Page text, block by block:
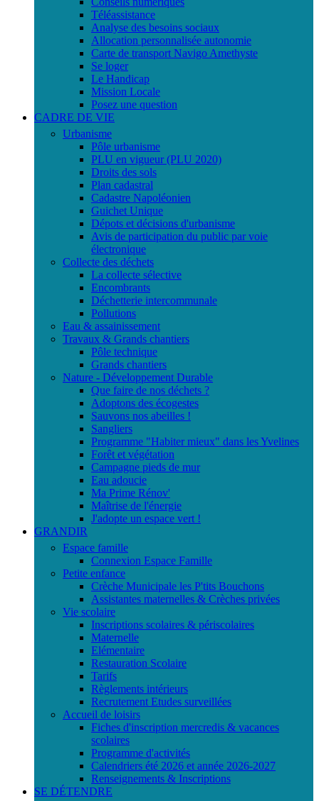
Téléassistance
Analyse des besoins sociaux
Allocation personnalisée autonomie
Carte de transport Navigo Amethyste
Se loger
Le Handicap
Mission Locale
Posez une question
CADRE DE VIE
Urbanisme
Pôle urbanisme
PLU en vigueur (PLU 2020)
Droits des sols
Plan cadastral
Cadastre Napoléonien
Guichet Unique
Dépots et décisions d'urbanisme
Avis de participation du public par voie
électronique
Collecte des déchets
La collecte sélective
Encombrants
Déchetterie intercommunale
Pollutions
Eau & assainissement
Travaux & Grands chantiers
Pôle technique
Grands chantiers
Nature - Développement Durable
Que faire de nos déchets ?
Adoptons des écogestes
Sauvons nos abeilles !
Sangliers
Programme "Habiter mieux" dans les Yvelines
Forêt et végétation
Campagne pieds de mur
Eau adoucie
Ma Prime Rénov'
Maîtrise de l'énergie
J'adopte un espace vert !
GRANDIR
Espace famille
Connexion Espace Famille
Petite enfance
Crèche Municipale les P'tits Bouchons
Assistantes maternelles & Crèches privées
Vie scolaire
Inscriptions scolaires & périscolaires
Maternelle
Elémentaire
Restauration Scolaire
Tarifs
Règlements intérieurs
Recrutement Etudes surveillées
Accueil de loisirs
Fiches d'inscription mercredis & vacances
scolaires
Programme d'activités
Calendriers été 2026 et année 2026-2027
Renseignements & Inscriptions
SE DÉTENDRE